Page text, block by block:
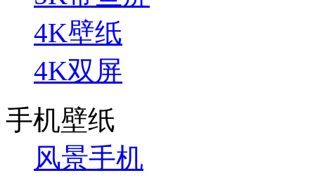
4K壁纸
4K双屏
手机壁纸
风景手机